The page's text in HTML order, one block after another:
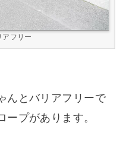
アフリー
んとバリアフリーで
プがあります。